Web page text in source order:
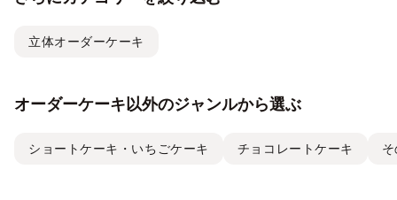
立体オーダーケーキ
オーダーケーキ以外のジャンルから選ぶ
ショートケーキ・いちごケーキ チョコレートケーキ